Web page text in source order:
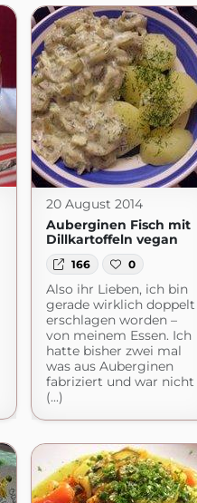
20 August 2014
Auberginen Fisch mit
Dillkartoffeln vegan
166 0
Also ihr Lieben, ich bin
gerade wirklich doppelt
erschlagen worden –
von meinem Essen. Ich
hatte bisher zwei mal
was aus Auberginen
fabriziert und war nicht
(...)